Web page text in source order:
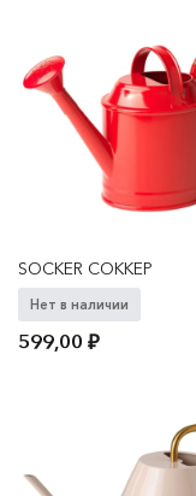
SOCKER СОККЕР
Нет в наличии
599,00₽